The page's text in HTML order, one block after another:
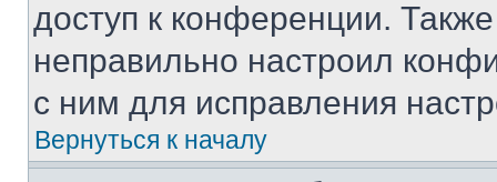
доступ к конференции.
неправильно настроил
с ним для исправления
Вернуться к началу